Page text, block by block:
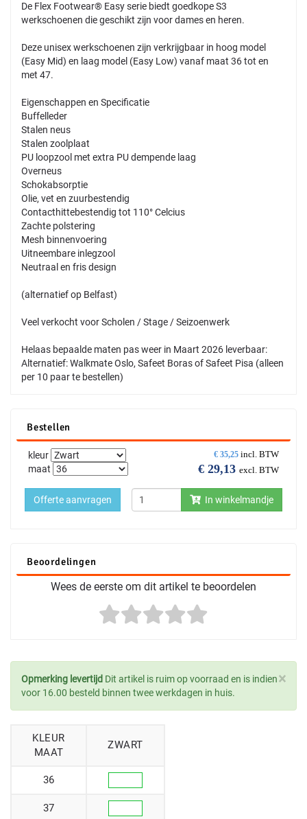
De Flex Footwear® Easy serie biedt goedkope S3
werkschoenen die geschikt zijn voor dames en heren.
Deze unisex werkschoenen zijn verkrijgbaar in hoog model
(Easy Mid) en laag model (Easy Low) vanaf maat 36 tot en
met 47.
Eigenschappen en Specificatie
Buffelleder
Stalen neus
Stalen zoolplaat
PU loopzool met extra PU dempende laag
Overneus
Schokabsorptie
Olie, vet en zuurbestendig
Contacthittebestendig tot 110° Celcius
Zachte polstering
Mesh binnenvoering
Uitneembare inlegzool
Neutraal en fris design
(alternatief op Belfast)
Veel verkocht voor Scholen / Stage / Seizoenwerk
Helaas bepaalde maten pas weer in Maart 2026 leverbaar:
Alternatief: Walkmate Oslo, Safeet Boras of Safeet Pisa (alleen
per 10 paar te bestellen)
Bestellen
€ 35,25 incl. BTW
€ 29,13 excl. BTW
kleur
maat
In winkelmandje
Offerte aanvragen
Beoordelingen
Wees de eerste om dit artikel te beoordelen
×
Opmerking levertijd Dit artikel is ruim op voorraad en is indien
voor 16.00 besteld binnen twee werkdagen in huis.
KLEUR
MAAT
ZWART
36
37